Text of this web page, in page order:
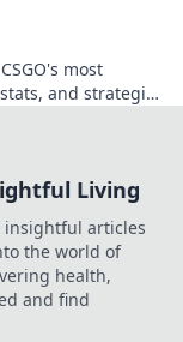
most
and strategies
Living
insightful articles
the world of
health,
and find